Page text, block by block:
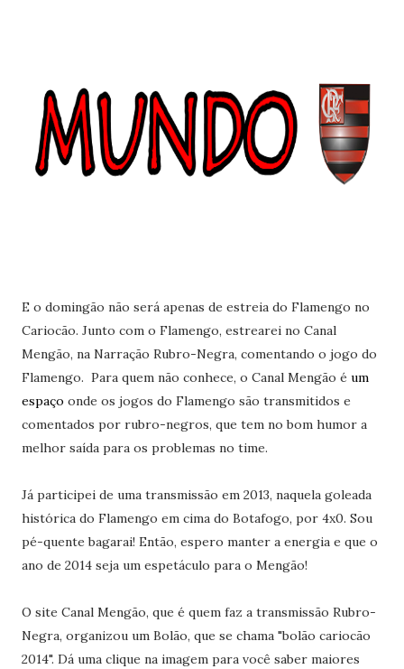
E o domingão não será apenas de estreia do Flamengo no
Cariocão. Junto com o Flamengo, estrearei no Canal
Mengão, na Narração Rubro-Negra, comentando o jogo do
Flamengo. Para quem não conhece, o Canal Mengão é um
espaço onde os jogos do Flamengo são transmitidos e
comentados por rubro-negros, que tem no bom humor a
melhor saída para os problemas no time.
Já participei de uma transmissão em 2013, naquela goleada
histórica do Flamengo em cima do Botafogo, por 4x0. Sou
pé-quente bagarai! Então, espero manter a energia e que o
ano de 2014 seja um espetáculo para o Mengão!
O site Canal Mengão, que é quem faz a transmissão Rubro-
Negra, organizou um Bolão, que se chama "bolão cariocão
2014". Dá uma clique na imagem para você saber maiores